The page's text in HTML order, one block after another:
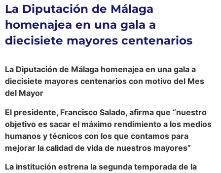
La Diputación de Málaga
homenajea en una gala a
diecisiete mayores centenarios
La Diputación de Málaga homenajea en una gala a
diecisiete mayores centenarios con motivo del Mes
del Mayor
El presidente, Francisco Salado, afirma que “nuestro
objetivo es sacar el máximo rendimiento a los medios
humanos y técnicos con los que contamos para
mejorar la calidad de vida de nuestros mayores”
La institución estrena la segunda temporada de la